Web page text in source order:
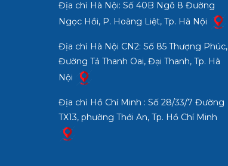
Địa chỉ Hà Nội: Số 40B Ngõ 8 Đường
Ngọc Hồi, P. Hoàng Liệt, Tp. Hà Nội
Địa chỉ Hà Nội CN2: Số 85 Thượng Phúc,
Đường Tả Thanh Oai, Đại Thanh, Tp. Hà
Nội
Địa chỉ Hồ Chí Minh : Số 28/33/7 Đường
TX13, phường Thới An, Tp. Hồ Chí Minh